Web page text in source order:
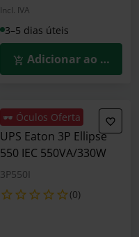
Incl. IVA
3–5 dias úteis
Adicionar ao
🕶️ Óculos Oferta
UPS Eaton 3P Ellipse
550 IEC 550VA/330W
3P550I
(0)